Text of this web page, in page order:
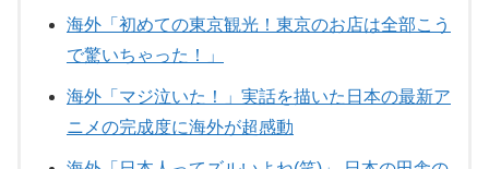
海外「初めての東京観光！東京のお店は全部こう
で驚いちゃった！」
海外「マジ泣いた！」実話を描いた日本の最新ア
ニメの完成度に海外が超感動